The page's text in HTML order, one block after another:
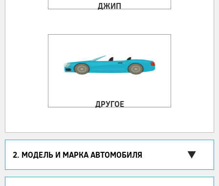
ДЖИП
ДРУГОЕ
2. МОДЕЛЬ И МАРКА АВТОМОБИЛЯ